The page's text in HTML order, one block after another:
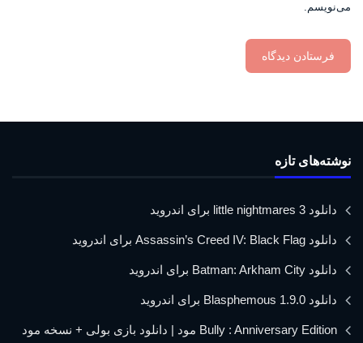
می‌نویسم.
نوشته‌های تازه
دانلود little nightmares 3 برای اندروید
دانلود Assassin’s Creed IV: Black Flag برای اندروید
دانلود Batman: Arkham City برای اندروید
دانلود Blasphemous 1.9.0 برای اندروید
Bully : Anniversary Edition مود | دانلود بازی بولی + نسخه مود